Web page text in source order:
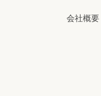
会社概要